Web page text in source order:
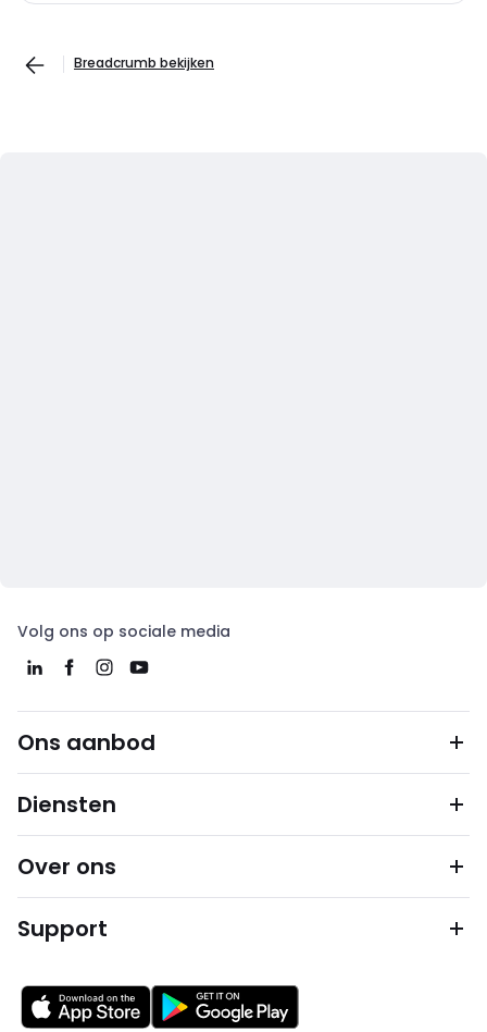
Breadcrumb bekijken
Volg ons op sociale media
Ons aanbod
Diensten
Over ons
Support